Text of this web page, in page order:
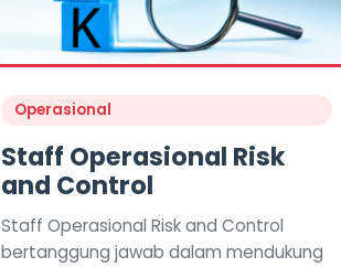
Operasional
Staff Operasional Risk
and Control
Staff Operasional Risk and Control
bertanggung jawab dalam mendukung